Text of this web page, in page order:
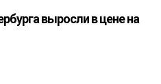
выросли в цене на